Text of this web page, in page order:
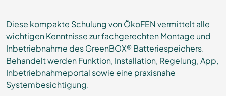
Diese kompakte Schulung von ÖkoFEN vermittelt alle
wichtigen Kenntnisse zur fachgerechten Montage und
Inbetriebnahme des GreenBOX® Batteriespeichers.
Behandelt werden Funktion, Installation, Regelung, App,
Inbetriebnahmeportal sowie eine praxisnahe
Systembesichtigung.